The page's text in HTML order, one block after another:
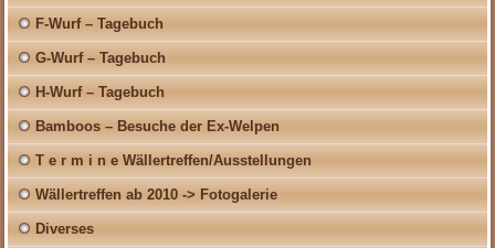
F-Wurf – Tagebuch
G-Wurf – Tagebuch
H-Wurf – Tagebuch
Bamboos – Besuche der Ex-Welpen
T e r m i n e Wällertreffen/Ausstellungen
Wällertreffen ab 2010 -> Fotogalerie
Diverses